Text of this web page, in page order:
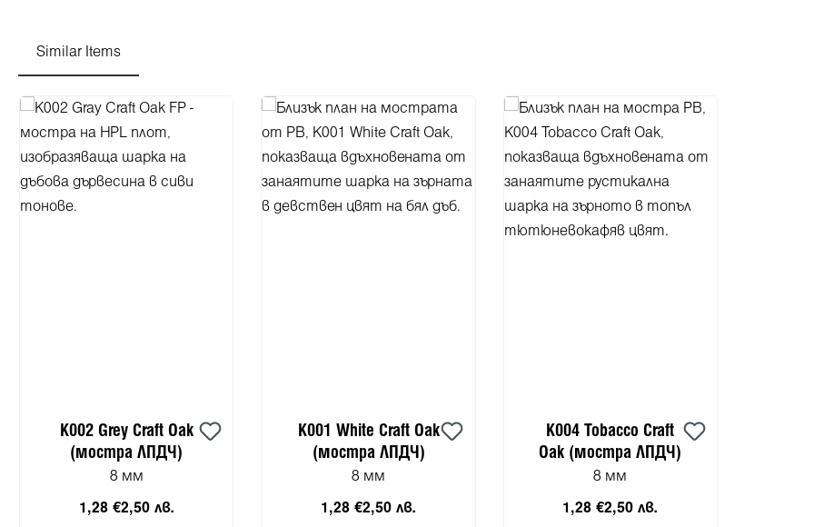
Similar Items
Пропуснете продуктовата галерия
K002 Grey Craft Oak
(мостра ЛПДЧ)
8 мм
1,28 €2,50 лв.
K001 White Craft Oak
(мостра ЛПДЧ)
8 мм
1,28 €2,50 лв.
K004 Tobacco Craft
Oak (мостра ЛПДЧ)
8 мм
1,28 €2,50 лв.